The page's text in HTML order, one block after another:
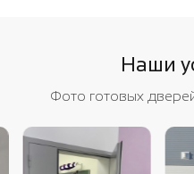
Наши
Фото готовых